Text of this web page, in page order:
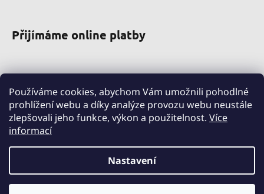
Používáme cookies, abychom Vám umožnili pohodlné
prohlížení webu a díky analýze provozu webu neustále
zlepšovali jeho funkce, výkon a použitelnost. Více
informací
Nastavení
Přijímáme online platby
nahradniplneni.duko.eu
detske-obleceni-duko.cz